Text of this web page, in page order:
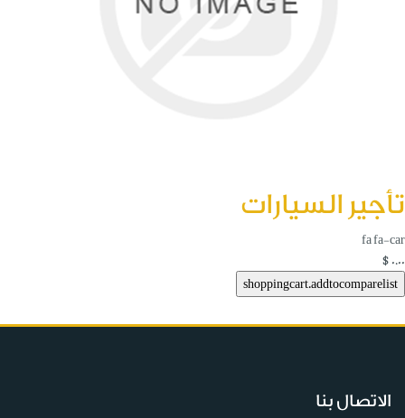
تأجير السيارات
fa fa-car
$0.00
الاتصال بنا